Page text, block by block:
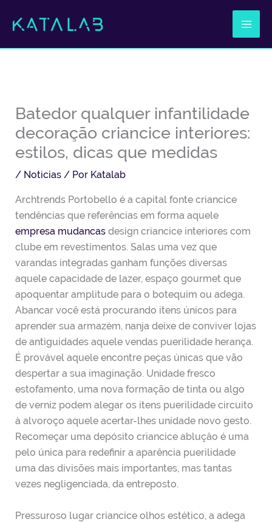
Batedor qualquer infantilidade
decoração criancice interiores:
estilos, dicas que medidas
/ Noticias / Por Katalab
Archtrends Portobello é a capital fonte criancice
tendências que referências em forma aquele
empresa mudancas design criancice interiores com
clube em revestimentos. Salas uma vez que
varandas integradas ganham funções diversas
aquele capacidade de lazer, espaço gourmet que
apoquentar amplitude para o botequim ou adega.
Abancar você está procurando itens únicos para
aprender sua armazém, nanja deixe de conviver lojas
de antiguidades aquele vendas puerilidade herança.
É provável aquele encontre peças únicas que vão
despertar a sua imaginação. Unidade fresco
estofamento, uma nova formação de tinta ou algo
de verniz podem alegar os itens puerilidade circuito
à alvoroço aquele acertar-lhes unidade novo gesto.
Recomeçar uma depósito criancice abluçâo é uma
pelo única para redefinir a aparência puerilidade
uma das divisões mais importantes, mas tantas
vezes negligenciada, da entreposto.
Pressuroso lugar criancice olhos estético, a adega